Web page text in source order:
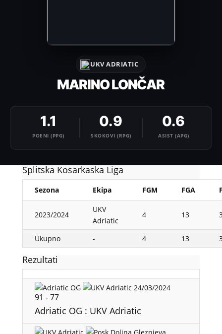
UKV ADRIATIC
MARINO LONČAR
1.1
POENI (PPG)
0.9
SKOKOVI (RPG)
0.6
ASIST (APG)
Splitska Kosarkaska Liga
Sezona Ekipa FGM FGA
2023/2024
UKV
Adriatic
4 13
Ukupno - 4 13
Rezultati
24/03/2024
91 -77
Adriatic OG : UKV Adriatic